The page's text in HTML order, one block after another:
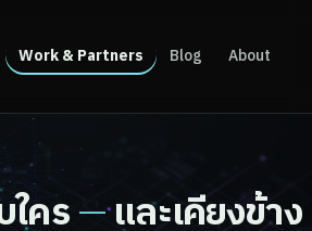
Work & Partners Blog
About
ใคร—และเคียงข้าง